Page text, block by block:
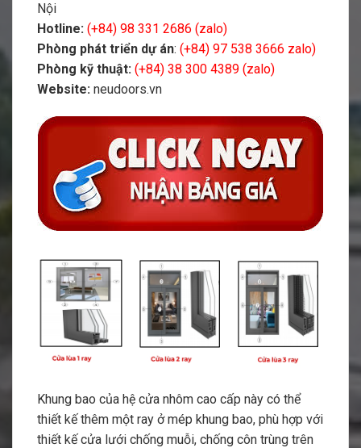
Nội
Hotline: (+84) 98 331 2686 (zalo)
Phòng phát triển dự án: (+84) 97 538 3666 zalo)
Phòng kỹ thuật: (+84) 38 300 4389 (zalo)
Website: neudoors.vn
Khung bao của hệ cửa nhôm cao cấp này có thể
thiết kế thêm một ray ở mép khung bao, phù hợp với
thiết kế cửa lưới chống muỗi, chống côn trùng trên